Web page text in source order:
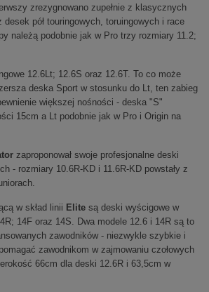
zrezygnowano zupełnie z klasycznych
pół touringowych, toruingowych i race
należą podobnie jak w Pro trzy rozmiary 11.2;
12.6Lt; 12.6S oraz 12.6T. To co może
deska Sport w stosunku do Lt, ten zabieg
większej nośności - deska "S"
15cm a Lt podobnie jak w Pro i Origin na
zaproponował swoje profesjonalne deski
- rozmiary 10.6R-KD i 11.6R-KD powstały z
w skład linii Elite są deski wyścigowe w
14F oraz 14S. Dwa modele 12.6 i 14R są to
zawodników - niezwykle szybkie i
zawodnikom w zajmowaniu czołowych
66cm dla deski 12.6R i 63,5cm w